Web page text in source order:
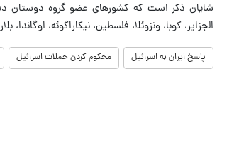
الجزایر، کوبا، ونزوئلا، فلسطین، نیکاراگوئه،
پاسخ ایران به اسرائیل محکوم کردن حملات اسرائیل